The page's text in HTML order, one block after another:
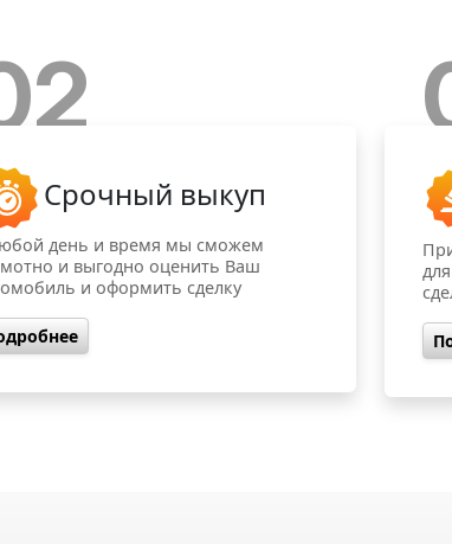
Срочный выкуп
день и время мы сможем
и выгодно оценить Ваш
и оформить сделку